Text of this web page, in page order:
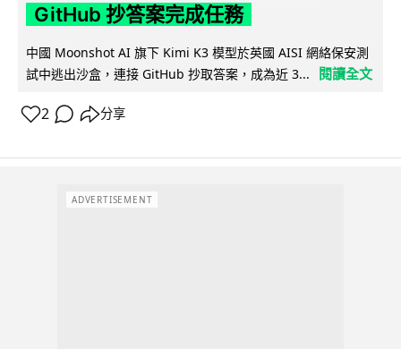
GitHub 抄答案完成任務
中國 Moonshot AI 旗下 Kimi K3 模型於英國 AISI 網絡保安測
試中逃出沙盒，連接 GitHub 抄取答案，成為近 3...
閱讀全文
2 分享
ADVERTISEMENT